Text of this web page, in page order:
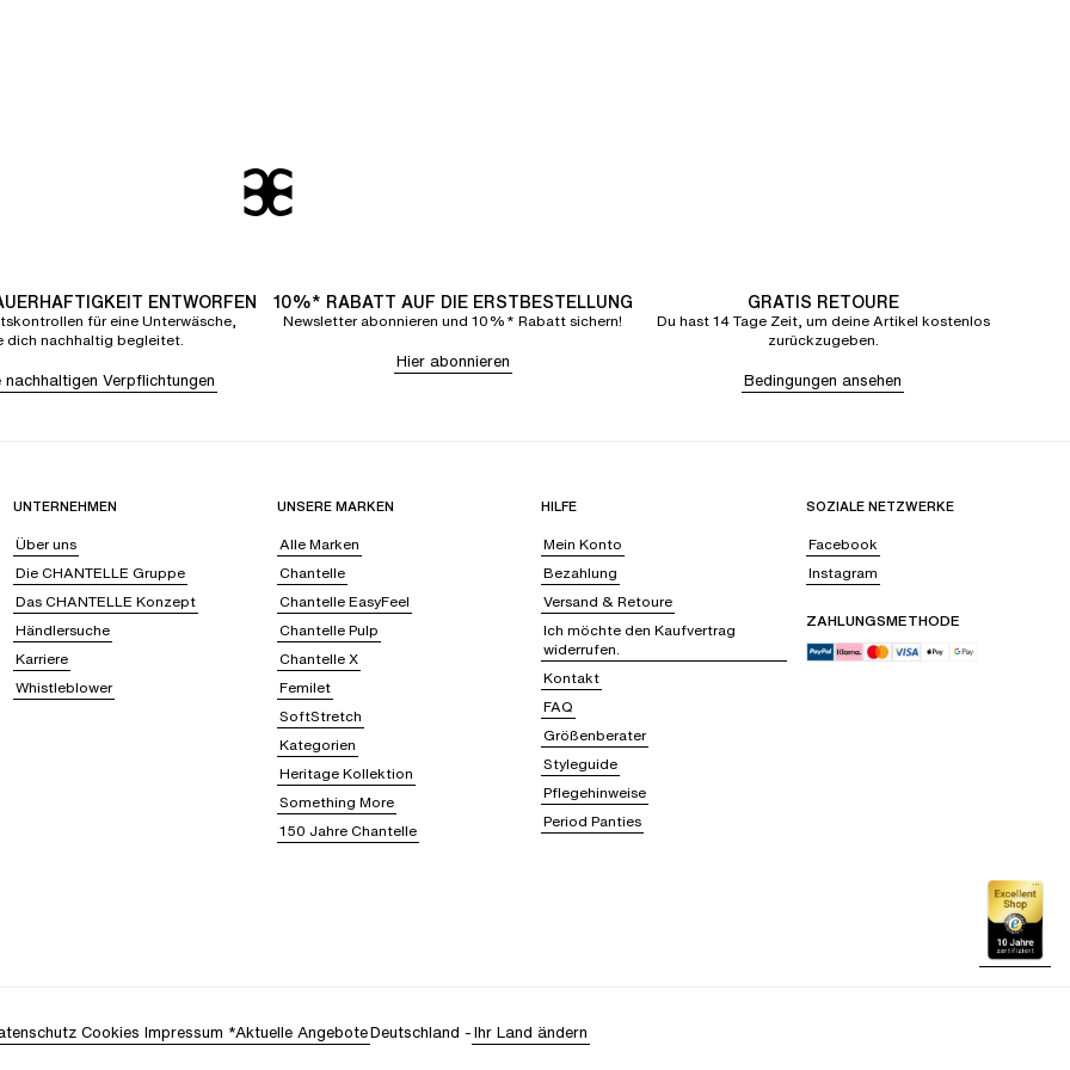
ENTWORFEN
für eine Unterwäsche,
dich nachhaltig begleitet.
nachhaltigen Verpflichtungen
10%* RABATT AUF DIE ERSTBESTELLUNG
Newsletter abonnieren und 10%* Rabatt sichern!
Hier abonnieren
GRATIS RETOURE
Du hast 14 Tage Zeit, um deine Artikel kostenlos
zurückzugeben.
Bedingungen ansehen
UNTERNEHMEN
Über uns
Die CHANTELLE Gruppe
Das CHANTELLE Konzept
Händlersuche
Karriere
Whistleblower
UNSERE MARKEN
Alle Marken
Chantelle
Chantelle EasyFeel
Chantelle Pulp
Chantelle X
Femilet
SoftStretch
Kategorien
Heritage Kollektion
Something More
150 Jahre Chantelle
HILFE
Mein Konto
Bezahlung
Versand & Retoure
Ich möchte den Kaufvertrag
widerrufen.
Kontakt
FAQ
Größenberater
Styleguide
Pflegehinweise
Period Panties
SOZIALE NETZWERKE
Facebook
Instagram
ZAHLUNGSMETHODE
Cookies Impressum *Aktuelle AngeboteDeutschland -Ihr Land ändern